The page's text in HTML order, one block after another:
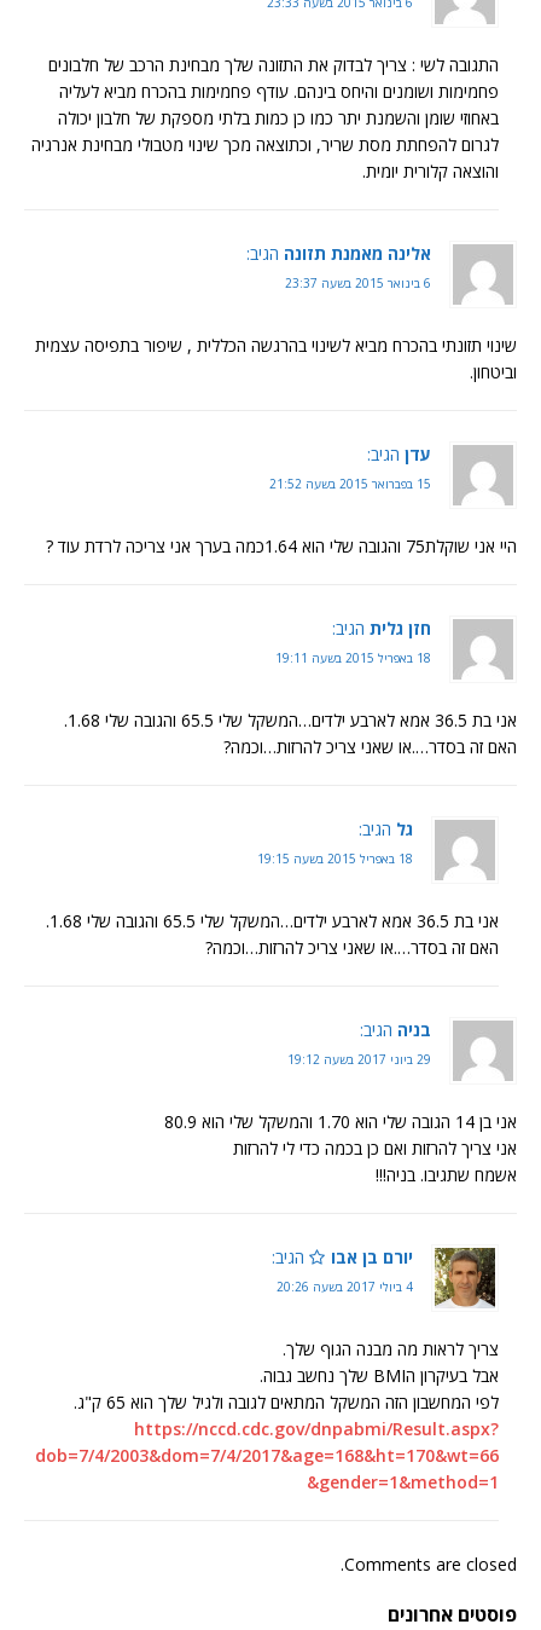
התגובה לשי : צריך לבדוק את התזונה שלך מבחינת הרכב של חלבונים
פחמימות ושומנים והיחס בינהם. עודף פחמימות בהכרח מביא לעליה
באחוזי שומן והשמנת יתר כמו כן כמות בלתי מספקת של חלבון יכולה
לגרום להפחתת מסת שריר, וכתוצאה מכך שינוי מטבולי מבחינת אנרגיה
והוצאה קלורית יומית.
אלינה מאמנת תזונה הגיב:
6 בינואר 2015 בשעה 23:37
שינוי תזונתי בהכרח מביא לשינוי בהרגשה הכללית , שיפור בתפיסה עצמית
וביטחון.
עדן הגיב:
15 בפברואר 2015 בשעה 21:52
היי אני שוקלת75 והגובה שלי הוא 1.64כמה בערך אני צריכה לרדת עוד ?
חזן גלית הגיב:
18 באפריל 2015 בשעה 19:11
אני בת 36.5 אמא לארבע ילדים…המשקל שלי 65.5 והגובה שלי 1.68.
האם זה בסדר….או שאני צריכ להרזות…וכמה?
גל הגיב:
18 באפריל 2015 בשעה 19:15
אני בת 36.5 אמא לארבע ילדים…המשקל שלי 65.5 והגובה שלי 1.68.
האם זה בסדר….או שאני צריכ להרזות…וכמה?
בניה הגיב:
29 ביוני 2017 בשעה 19:12
אני בן 14 הגובה שלי הוא 1.70 והמשקל שלי הוא 80.9
אני צריך להרזות ואם כן בכמה כדי לי להרזות
אשמח שתגיבו. בניה!!!
יורם בן אבו הגיב:
4 ביולי 2017 בשעה 20:26
צריך לראות מה מבנה הגוף שלך.
אבל בעיקרון הBMI שלך נחשב גבוה.
לפי המחשבון הזה המשקל המתאים לגובה ולגיל שלך הוא 65 ק"ג.
https://nccd.cdc.gov/dnpabmi/Result.aspx?
dob=7/4/2003&dom=7/4/2017&age=168&ht=170&wt=66
&gender=1&method=1
Comments are closed.
פוסטים אחרונים